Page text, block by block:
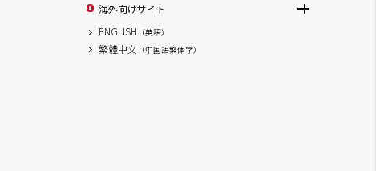
海外向けサイト
ENGLISH （英語）
繁體中文 （中国語繁体字）